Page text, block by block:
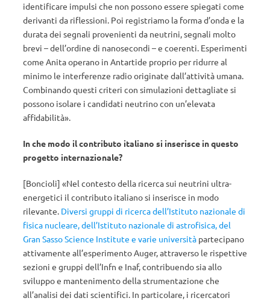
identificare impulsi che non possono essere spiegati come
derivanti da riflessioni. Poi registriamo la forma d’onda e la
durata dei segnali provenienti da neutrini, segnali molto
brevi – dell’ordine di nanosecondi – e coerenti. Esperimenti
come Anita operano in Antartide proprio per ridurre al
minimo le interferenze radio originate dall’attività umana.
Combinando questi criteri con simulazioni dettagliate si
possono isolare i candidati neutrino con un’elevata
affidabilità».
In che modo il contributo italiano si inserisce in questo
progetto internazionale?
[Boncioli] «Nel contesto della ricerca sui neutrini ultra-
energetici il contributo italiano si inserisce in modo
rilevante. Diversi gruppi di ricerca dell’Istituto nazionale di
fisica nucleare, dell’Istituto nazionale di astrofisica, del
Gran Sasso Science Institute e varie università partecipano
attivamente all’esperimento Auger, attraverso le rispettive
sezioni e gruppi dell’Infn e Inaf, contribuendo sia allo
sviluppo e mantenimento della strumentazione che
all’analisi dei dati scientifici. In particolare, i ricercatori